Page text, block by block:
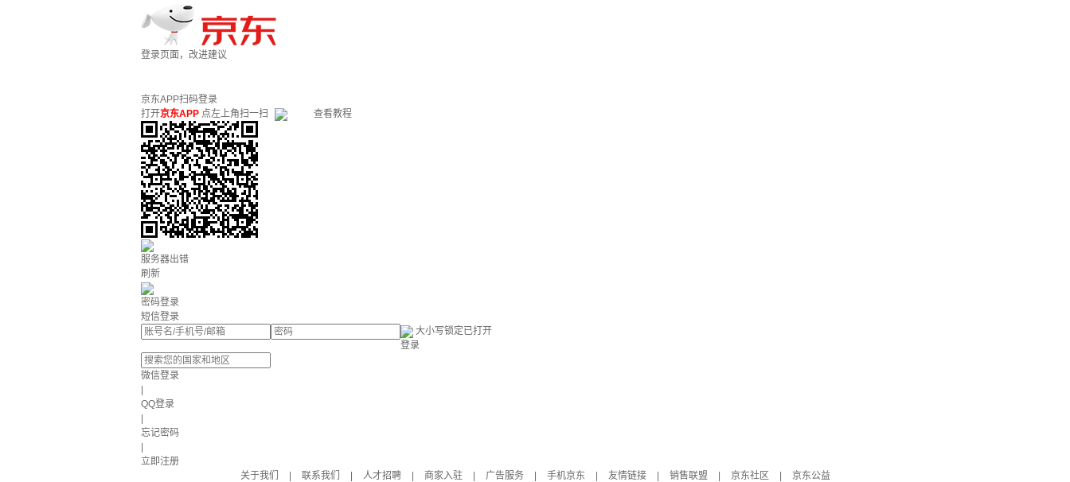
登录页面，改进建议
京东APP扫码登录
打开京东APP 点左上角扫一扫 查看教程
服务器出错
刷新
密码登录
短信登录
大小写锁定已打开
登录
微信登录
QQ登录
忘记密码
立即注册
关于我们
联系我们 人才招聘 商家入驻 广告服务 手机京东 友情链接 销售联盟 京东社区
京东公益